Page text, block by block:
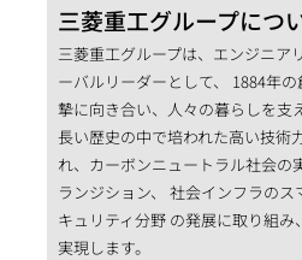
三菱重工グループにつ
三菱重工グループは、エンジニア
ーバルリーダーとして、 1884年
摯に向き合い、人々の暮らしを支
長い歴史の中で培われた高い技術
れ、カーボンニュートラル社会の
ランジション、 社会インフラの
キュリティ分野 の発展に取り組
実現します。